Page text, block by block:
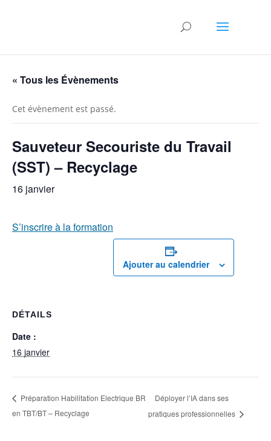
« Tous les Évènements
Cet évènement est passé.
Sauveteur Secouriste du Travail
(SST) – Recyclage
16 janvier
S’inscrire à la formation
Ajouter au calendrier
DÉTAILS
Date :
16 janvier
Préparation Habilitation Electrique BR
en TBT/BT – Recyclage
Déployer l’IA dans ses
pratiques professionnelles